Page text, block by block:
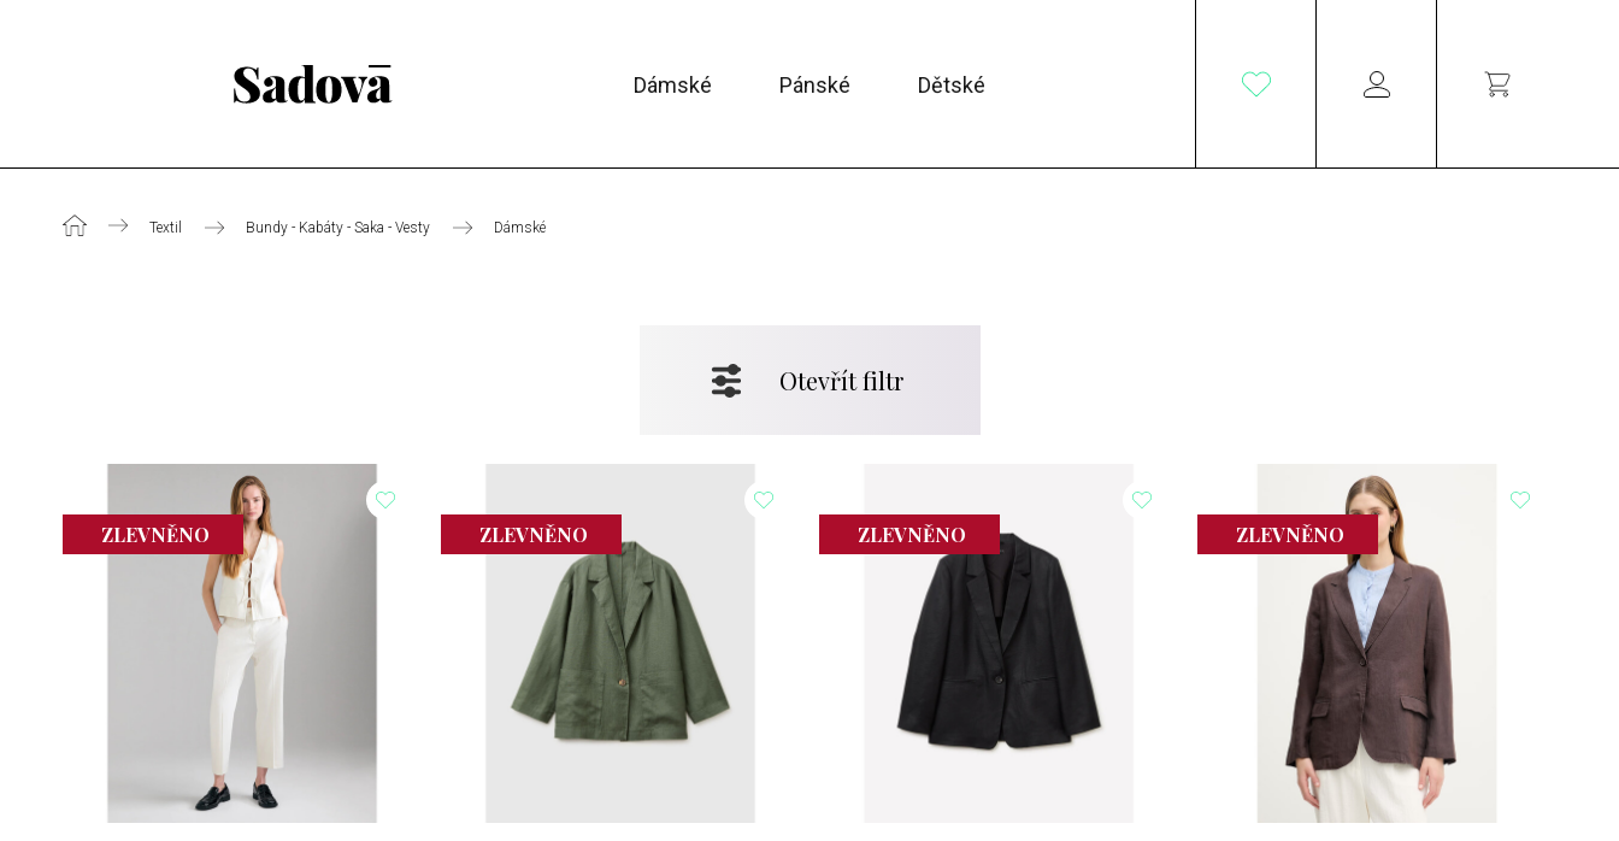
Dámské Pánské Dětské
Textil Bundy - Kabáty - Saka - Vesty Dámské
Otevřít filtr
ZLEVNĚNO ZLEVNĚNO ZLEVNĚNO ZLEVNĚNO